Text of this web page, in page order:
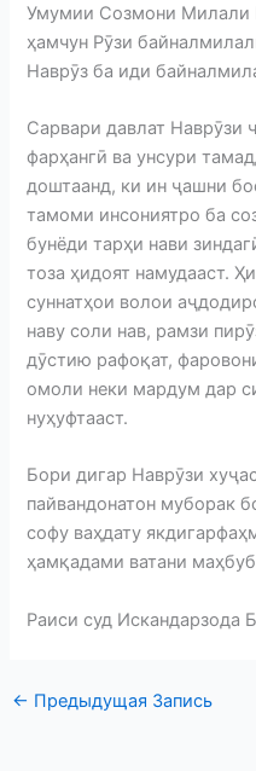
Умумии Созмони Милали
ҳамчун Рӯзи
Наврӯз ба иди
Сарвари давлат Наврӯзи
фарҳангӣ ва унсури
доштаанд, ки ин ҷашни
тамоми инсониятро ба
бунёди тарҳи нави
тоза ҳидоят намудааст.
суннатҳои волои
наву соли нав, рамзи
дӯстию рафоқат,
омоли неки мардум дар
нуҳуфтааст.
Бори дигар Наврӯзи
пайвандонатон муборак
софу ваҳдату
ҳамқадами ватани
Раиси суд Искандарзода
← Предыдущая Запись